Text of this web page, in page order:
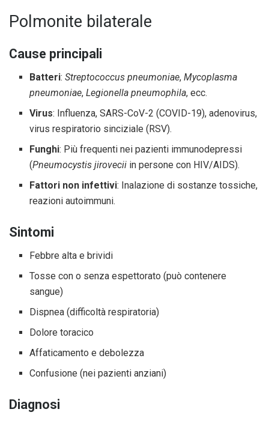
Polmonite bilaterale
Cause principali
Batteri:Streptococcus pneumoniae,Mycoplasma
pneumoniae,Legionella pneumophila, ecc.
Virus: Influenza, SARS-CoV-2 (COVID-19), adenovirus,
virus respiratorio sinciziale (RSV).
Funghi: Più frequenti nei pazienti immunodepressi
(Pneumocystis jirovecii in persone con HIV/AIDS).
Fattori non infettivi: Inalazione di sostanze tossiche,
reazioni autoimmuni.
Sintomi
Febbre alta e brividi
Tosse con o senza espettorato (può contenere
sangue)
Dispnea (difficoltà respiratoria)
Dolore toracico
Affaticamento e debolezza
Confusione (nei pazienti anziani)
Diagnosi